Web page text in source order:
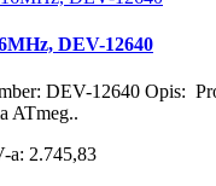
DEV-12640
DEV-12640 Opis:
ATmeg..
a: 2.745,83